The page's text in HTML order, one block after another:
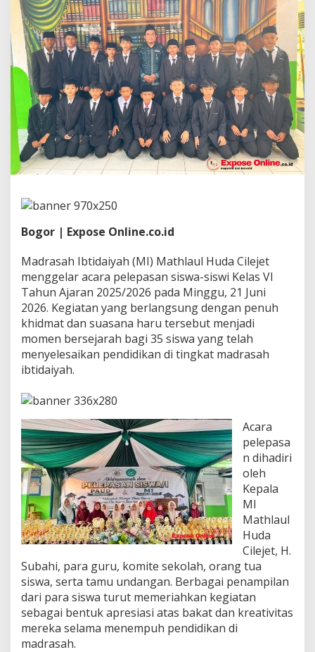
i
l
e
j
e
L
e
a
s
3
a
l
a
s
V
I
,
B
e
G
e
n
e
r
a
s
i
P
e
n
r
u
s
M
n
Bogor | Expose Online.co.id
Madrasah Ibtidaiyah (MI) Mathlaul Huda Cilejet
menggelar acara pelepasan siswa-siswi Kelas VI
Tahun Ajaran 2025/2026 pada Minggu, 21 Juni
2026. Kegiatan yang berlangsung dengan penuh
khidmat dan suasana haru tersebut menjadi
momen bersejarah bagi 35 siswa yang telah
menyelesaikan pendidikan di tingkat madrasah
ibtidaiyah.
Acara
pelepasa
n dihadiri
oleh
Kepala
MI
Mathlaul
Huda
Cilejet, H.
Subahi, para guru, komite sekolah, orang tua
siswa, serta tamu undangan. Berbagai penampilan
dari para siswa turut memeriahkan kegiatan
sebagai bentuk apresiasi atas bakat dan kreativitas
mereka selama menempuh pendidikan di
madrasah.